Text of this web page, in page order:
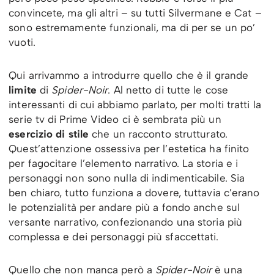
convincete, ma gli altri – su tutti Silvermane e Cat –
sono estremamente funzionali, ma di per se un po’
vuoti.
Qui arrivammo a introdurre quello che è il grande
limite di Spider-Noir. Al netto di tutte le cose
interessanti di cui abbiamo parlato, per molti tratti la
serie tv di Prime Video ci è sembrata più un
esercizio di stile che un racconto strutturato.
Quest’attenzione ossessiva per l’estetica ha finito
per fagocitare l’elemento narrativo. La storia e i
personaggi non sono nulla di indimenticabile. Sia
ben chiaro, tutto funziona a dovere, tuttavia c’erano
le potenzialità per andare più a fondo anche sul
versante narrativo, confezionando una storia più
complessa e dei personaggi più sfaccettati.
Quello che non manca però a Spider-Noirè una